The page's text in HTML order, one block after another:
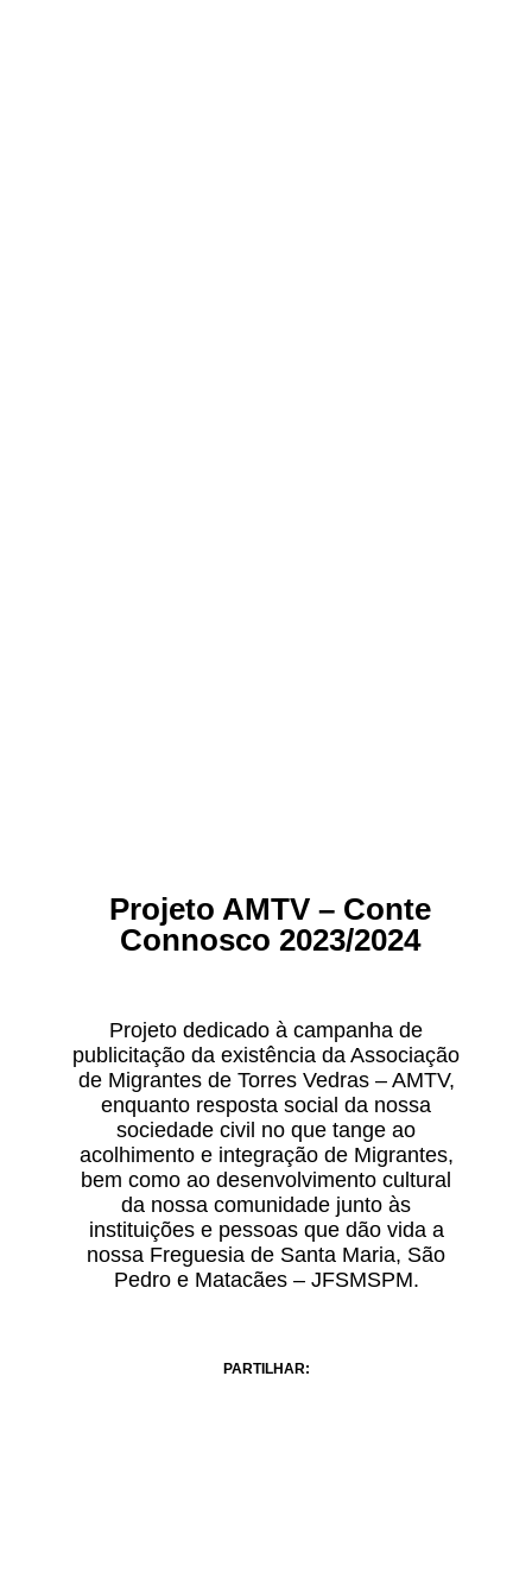
Projeto AMTV – Conte
Connosco 2023/2024
Projeto dedicado à campanha de
publicitação da existência da Associação
de Migrantes de Torres Vedras – AMTV,
enquanto resposta social da nossa
sociedade civil no que tange ao
acolhimento e integração de Migrantes,
bem como ao desenvolvimento cultural
da nossa comunidade junto às
instituições e pessoas que dão vida a
nossa Freguesia de Santa Maria, São
Pedro e Matacães – JFSMSPM.
PARTILHAR: